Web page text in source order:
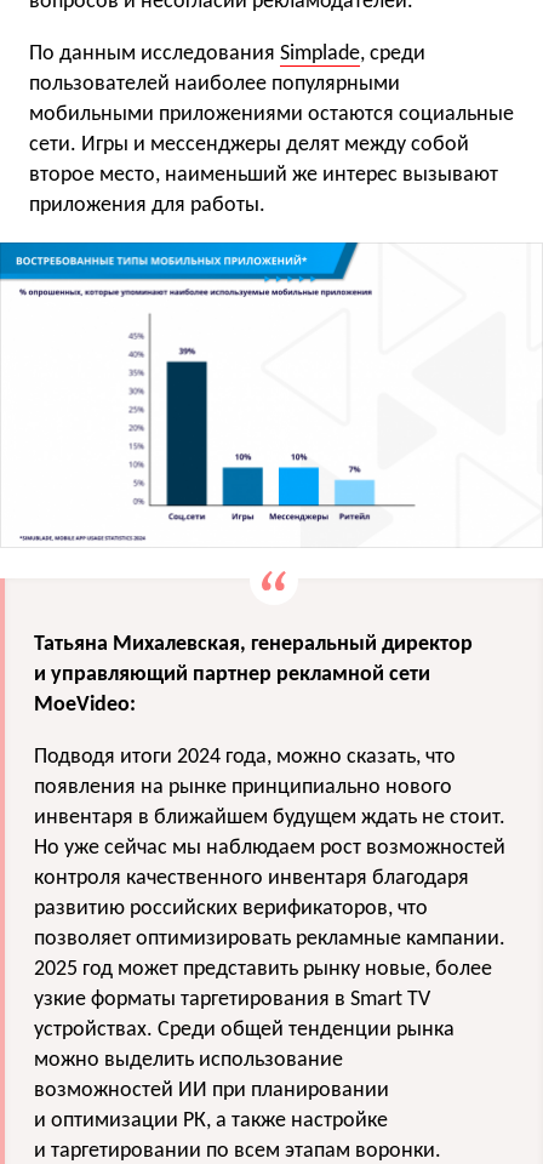
По данным исследования Simplade, среди
пользователей наиболее популярными
мобильными приложениями остаются социальные
сети. Игры и мессенджеры делят между собой
второе место, наименьший же интерес вызывают
приложения для работы.
Татьяна Михалевская, генеральный директор
и управляющий партнер рекламной сети
MoeVideo:
Подводя итоги 2024 года, можно сказать, что
появления на рынке принципиально нового
инвентаря в ближайшем будущем ждать не стоит.
Но уже сейчас мы наблюдаем рост возможностей
контроля качественного инвентаря благодаря
развитию российских верификаторов, что
позволяет оптимизировать рекламные кампании.
2025 год может представить рынку новые, более
узкие форматы таргетирования в Smart TV
устройствах. Среди общей тенденции рынка
можно выделить использование
возможностей ИИ при планировании
и оптимизации РК, а также настройке
и таргетировании по всем этапам воронки.